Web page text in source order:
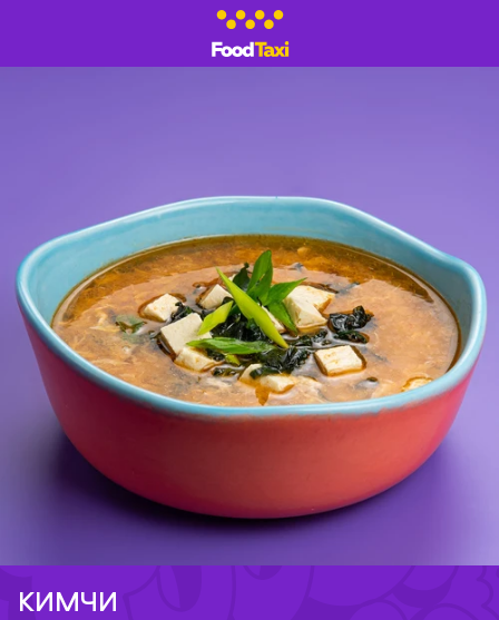
КИМЧИ